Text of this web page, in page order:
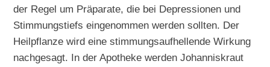
der Regel um Präparate, die bei Depressionen und
Stimmungstiefs eingenommen werden sollten. Der
Heilpflanze wird eine stimmungsaufhellende Wirkung
nachgesagt. In der Apotheke werden Johanniskraut